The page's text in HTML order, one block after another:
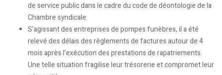
de service public dans le cadre du code de déontologie de la
Chambre syndicale.
S’agissant des entreprises de pompes funèbres, il a été
relevé des délais des règlements de factures autour de 4
mois après l’exécution des prestations de rapatriements.
Une telle situation fragilise leur trésorerie et compromet leur